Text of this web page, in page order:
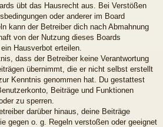
übt das Hausrecht aus. Bei Verstößen
oder anderer im Board
kann der Betreiber dich nach Abmahnung
von der Nutzung dieses Boards
Hausverbot erteilen.
dass der Betreiber keine Verantwortung
übernimmt, die er nicht selbst erstellt
Kenntnis genommen hat. Du gestattest
Beiträge und Funktionen
zu sperren.
darüber hinaus, deine Beiträge
gegen o. g. Regeln verstoßen oder geeignet